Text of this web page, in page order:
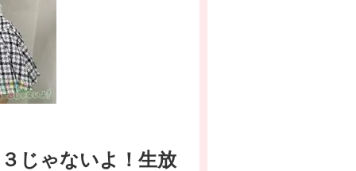
じゃないよ！生放